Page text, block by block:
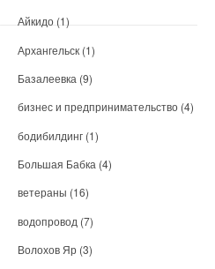
Айкидо (1)
Архангельск (1)
Базалеевка (9)
бизнес и предпринимательство (4)
бодибилдинг (1)
Большая Бабка (4)
ветераны (16)
водопровод (7)
Волохов Яр (3)